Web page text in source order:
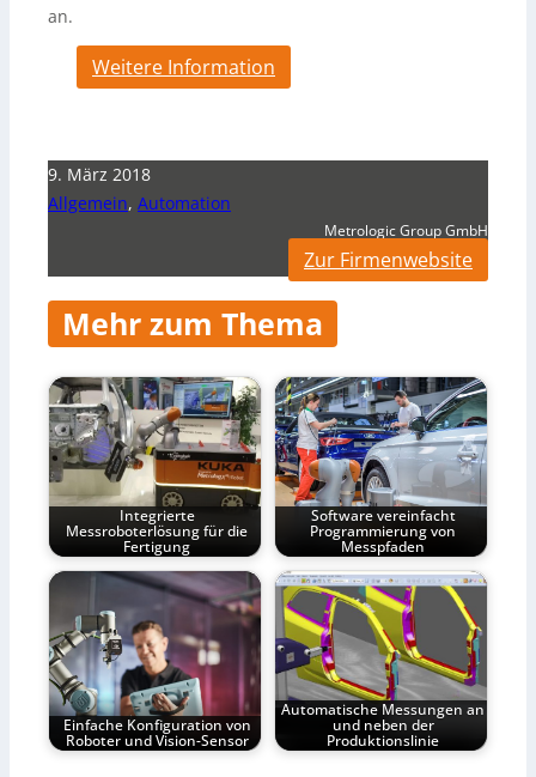
an.
Weitere Information
9. März 2018
Allgemein, Automation
Metrologic Group GmbH
Zur Firmenwebsite
Mehr zum Thema
Integrierte
Messroboterlösung für die
Fertigung
Software vereinfacht
Programmierung von
Messpfaden
Einfache Konfiguration von
Roboter und Vision-Sensor
Automatische Messungen an
und neben der
Produktionslinie